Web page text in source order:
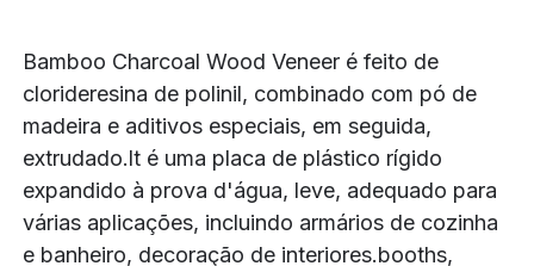
Bamboo Charcoal Wood Veneer é feito de
clorideresina de polinil, combinado com pó de
madeira e aditivos especiais, em seguida,
extrudado.lt é uma placa de plástico rígido
expandido à prova d'água, leve, adequado para
várias aplicações, incluindo armários de cozinha
e banheiro, decoração de interiores.booths,